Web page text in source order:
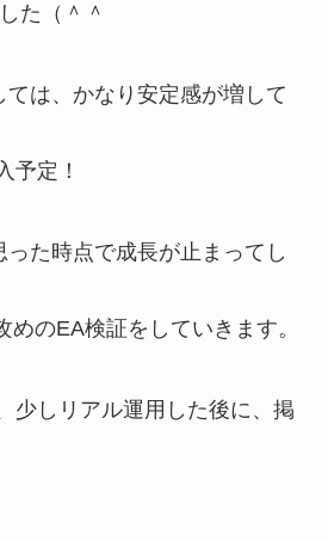
た（＾＾
は、かなり安定感が増して
予定！
た時点で成長が止まってし
めのEA検証をしていきます。
少しリアル運用した後に、掲